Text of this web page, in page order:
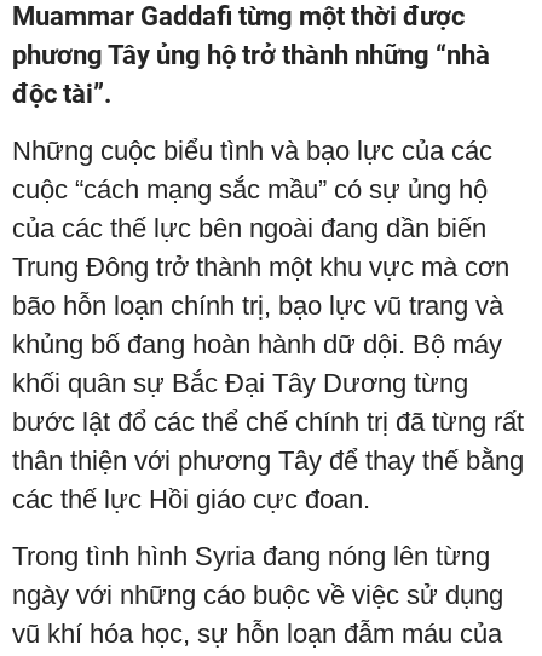
Muammar Gaddafi từng một thời được
phương Tây ủng hộ trở thành những “nhà
độc tài”.
Những cuộc biểu tình và bạo lực của các
cuộc “cách mạng sắc mầu” có sự ủng hộ
của các thế lực bên ngoài đang dần biến
Trung Đông trở thành một khu vực mà cơn
bão hỗn loạn chính trị, bạo lực vũ trang và
khủng bố đang hoàn hành dữ dội. Bộ máy
khối quân sự Bắc Đại Tây Dương từng
bước lật đổ các thể chế chính trị đã từng rất
thân thiện với phương Tây để thay thế bằng
các thế lực Hồi giáo cực đoan.
Trong tình hình Syria đang nóng lên từng
ngày với những cáo buộc về việc sử dụng
vũ khí hóa học, sự hỗn loạn đẫm máu của